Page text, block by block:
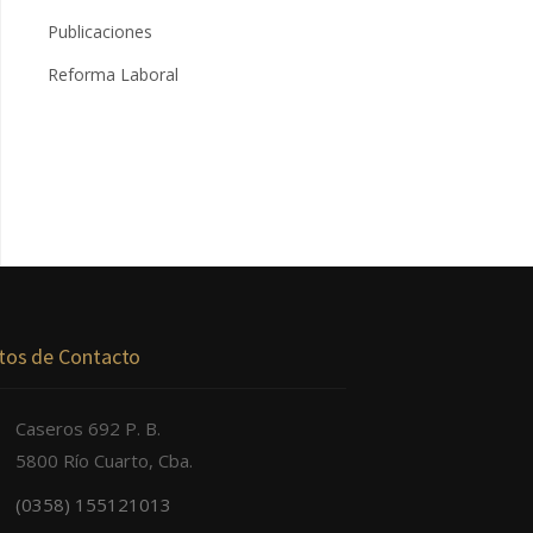
Publicaciones
Reforma Laboral
de Contacto
Caseros 692 P. B.
5800 Río Cuarto, Cba.
(0358) 155121013